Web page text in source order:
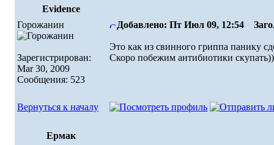
Evidence
Горожанин
Зарегистрирован:
Mar 30, 2009
Сообщения: 523
Добавлено: Пт Июл 09, 12:54
Это как из свинного гриппа панику
Скоро побежим антибиотики
Вернуться к началу
Ермак